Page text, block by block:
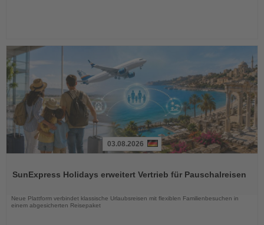
die
03.08.2026
SunExpress Holidays erweitert Vertrieb für Pauschalreisen
Neue Plattform verbindet klassische Urlaubsreisen mit flexiblen Familienbesuchen in
einem abgesicherten Reisepaket